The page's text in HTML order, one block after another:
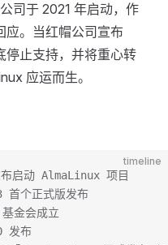
司于 2021 年启动，作
应。当红帽公司宣布
停止支持，并将重心转
应运而生。
timeline
启动 AlmaLinux 项目
个正式版发布
金会成立
发布